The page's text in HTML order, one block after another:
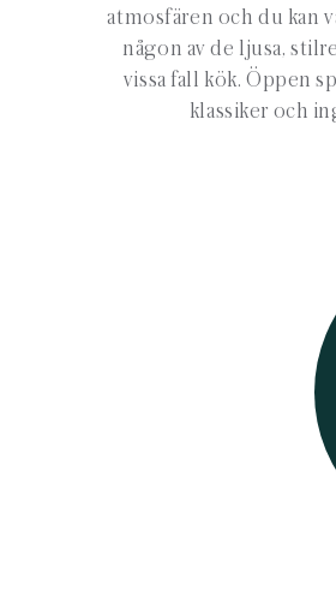
atmosfären och du kan
någon av de ljusa,
vissa fall kök. Öppen
klassiker och